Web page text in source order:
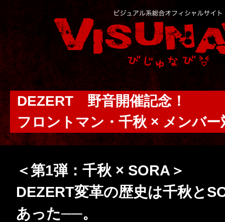
DEZERT 野音開催記念！
フロントマン・千秋 × メンバー
＜第1弾：千秋 × SORA＞
DEZERT変革の歴史は千秋と
あった──。